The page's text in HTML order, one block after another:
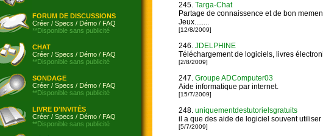
FORUM DE DISCUSSIONS
Créer / Specs / Démo / FAQ
**Disponible sans publicité
CHAT
Créer / Specs / Démo / FAQ
**Disponible sans publicité
SONDAGE
Créer / Specs / Démo / FAQ
**Disponible sans publicité
LIVRE D'INVITÉS
Créer / Specs / Démo / FAQ
**Disponible sans publicité
245. Targa-Chat
Partage de connaissence et de bon
Jeux........
[12/8/2009]
246. JDELPHINE
Téléchargement de logiciels, livres
[2/8/2009]
247. Groupe ADComputer03
Aide informatique par internet.
[15/7/2009]
248. uniquementdestutorielsgratuits
il a que des aide de logiciel souvent utiliser
[5/7/2009]